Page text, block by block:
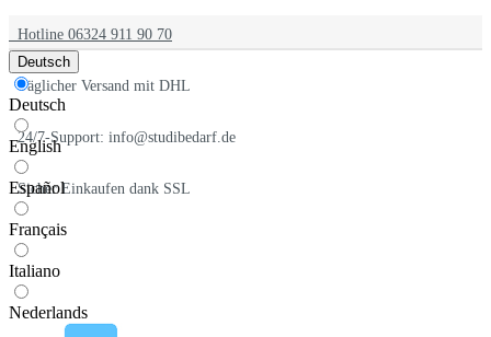
Hotline 06324 911 90 70
Täglicher Versand mit DHL
24/7-Support: info@studibedarf.de
Sicher Einkaufen dank SSL
Deutsch
Deutsch
English
Español
Français
Italiano
Nederlands